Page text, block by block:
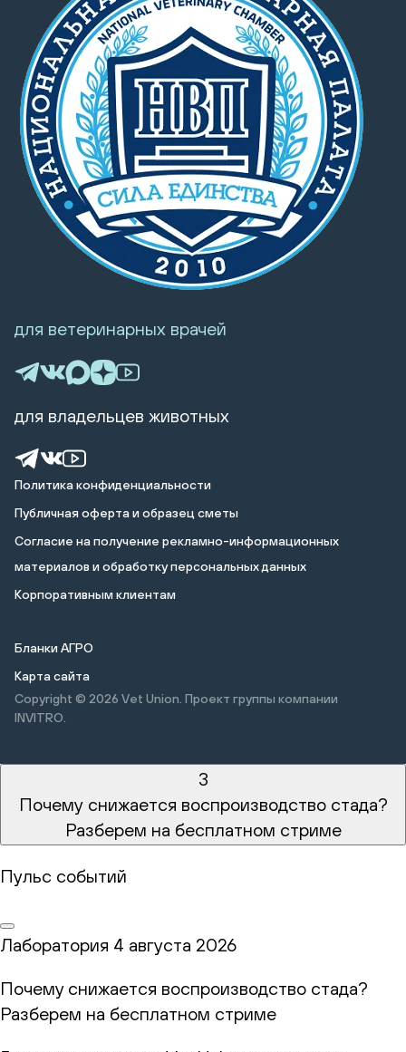
Политика конфиденциальности
Публичная оферта и образец сметы
Cогласие на получение рекламно-информационных
материалов и обработку персональных данных
Корпоративным клиентам
Бланки АГРО
Карта сайта
Copyright © 2026 Vet Union. Проект группы компании
INVITRO.
для ветеринарных врачей
для владельцев животных
3
Почему снижается воспроизводство стада?
Разберем на бесплатном стриме
Пульс событий
Лаборатория 4 августа 2026
Почему снижается воспроизводство стада?
Разберем на бесплатном стриме